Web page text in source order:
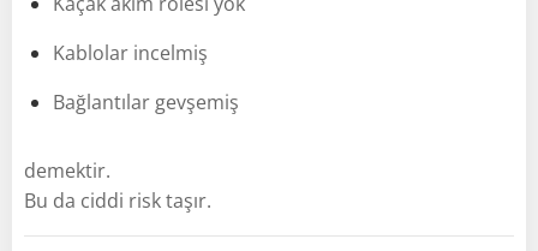
Kablolar incelmiş
Bağlantılar gevşemiş
demektir.
Bu da ciddi risk taşır.